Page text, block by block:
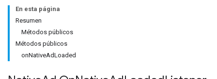
En esta página
Resumen
Métodos públicos
Métodos públicos
onNativeAdLoaded